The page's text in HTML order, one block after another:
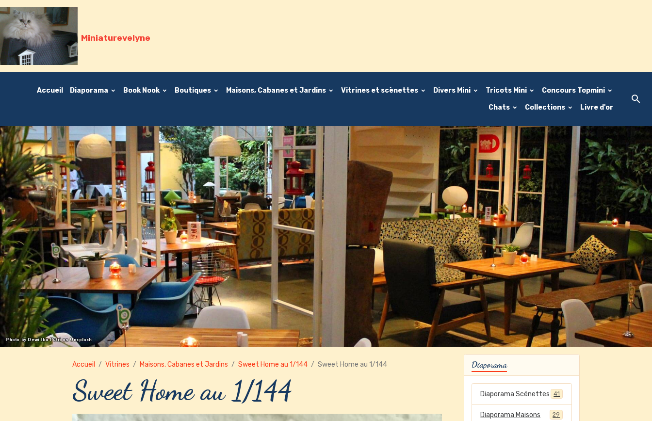
Miniaturevelyne
Accueil Diaporama Book Nook Boutiques Maisons, Cabanes et Jardins Vitrines et scènettes Divers Mini Tricots Mini Concours Topmini
Chats Collections Livre d'or
Accueil Vitrines Maisons, Cabanes et Jardins Sweet Home au 1/144 Sweet Home au 1/144
Sweet Home au 1/144
Diaporama
Diaporama Scénettes 41
Diaporama Maisons 29